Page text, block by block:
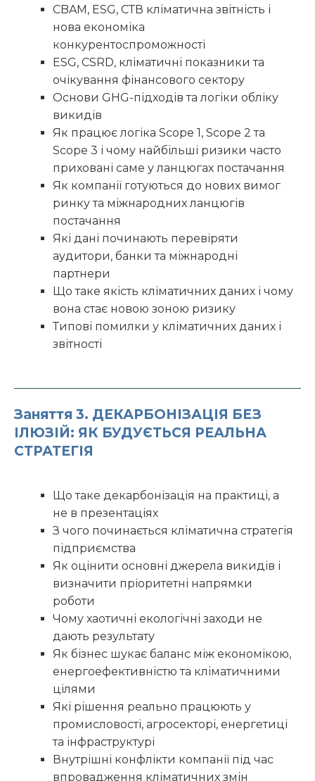
CBAM, ESG, СТВ кліматична звітність і
нова економіка
конкурентоспроможності
ESG, CSRD, кліматичні показники та
очікування фінансового сектору
Основи GHG-підходів та логіки обліку
викидів
Як працює логіка Scope 1, Scope 2 та
Scope 3 і чому найбільші ризики часто
приховані саме у ланцюгах постачання
Як компанії готуються до нових вимог
ринку та міжнародних ланцюгів
постачання
Які дані починають перевіряти
аудитори, банки та міжнародні
партнери
Що таке якість кліматичних даних і чому
вона стає новою зоною ризику
Типові помилки у кліматичних даних і
звітності
Заняття 3. ДЕКАРБОНІЗАЦІЯ БЕЗ
ІЛЮЗІЙ: ЯК БУДУЄТЬСЯ РЕАЛЬНА
СТРАТЕГІЯ
Що таке декарбонізація на практиці, а
не в презентаціях
З чого починається кліматична стратегія
підприємства
Як оцінити основні джерела викидів і
визначити пріоритетні напрямки
роботи
Чому хаотичні екологічні заходи не
дають результату
Як бізнес шукає баланс між економікою,
енергоефективністю та кліматичними
цілями
Які рішення реально працюють у
промисловості, агросекторі, енергетиці
та інфраструктурі
Внутрішні конфлікти компанії під час
впровадження кліматичних змін